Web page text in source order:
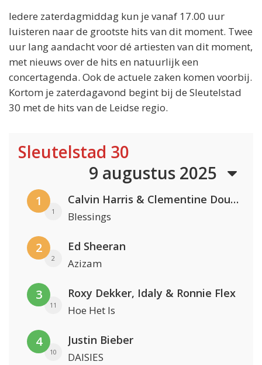
Iedere zaterdagmiddag kun je vanaf 17.00 uur
luisteren naar de grootste hits van dit moment. Twee
uur lang aandacht voor dé artiesten van dit moment,
met nieuws over de hits en natuurlijk een
concertagenda. Ook de actuele zaken komen voorbij.
Kortom je zaterdagavond begint bij de Sleutelstad
30 met de hits van de Leidse regio.
Sleutelstad 30
9 augustus 2025
1
1
Calvin Harris & Clementine Douglas
Blessings
2
2
Ed Sheeran
Azizam
3
11
Roxy Dekker, Idaly & Ronnie Flex
Hoe Het Is
4
10
Justin Bieber
DAISIES